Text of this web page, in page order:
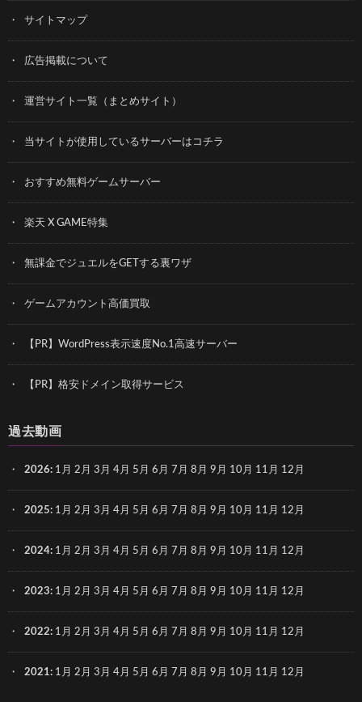
サイトマップ
広告掲載について
運営サイト一覧（まとめサイト）
当サイトが使用しているサーバーはコチラ
おすすめ無料ゲームサーバー
楽天 X GAME特集
無課金でジュエルをGETする裏ワザ
ゲームアカウント高価買取
【PR】WordPress表示速度No.1高速サーバー
【PR】格安ドメイン取得サービス
過去動画
2026: 1月 2月 3月 4月 5月 6月 7月 8月 9月 10月 11月 12月
2025: 1月 2月 3月 4月 5月 6月 7月 8月 9月 10月 11月 12月
2024: 1月 2月 3月 4月 5月 6月 7月 8月 9月 10月 11月 12月
2023: 1月 2月 3月 4月 5月 6月 7月 8月 9月 10月 11月 12月
2022: 1月 2月 3月 4月 5月 6月 7月 8月 9月 10月 11月 12月
2021: 1月 2月 3月 4月 5月 6月 7月 8月 9月 10月 11月 12月